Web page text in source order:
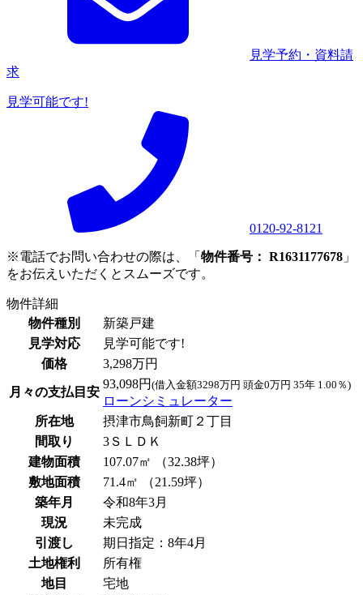
見学予約・資料請
求
見学可能です!
0120-92-8121
※電話でお問い合わせの際は、「 物件番号： R1631177678 」
をお伝えいただくとスムーズです。
物件詳細
物件種別
新築戸建
見学対応
見学可能です!
価格
3,298万円
月々の支払目安
93,098円 (借入金額3298万円 頭金0万円 35年 1.00％)
ローンシミュレーター
所在地
摂津市鳥飼新町２丁目
間取り
3ＳＬＤＫ
建物面積
107.07㎡ （32.38坪）
敷地面積
71.4㎡ （21.59坪）
築年月
令和8年3月
現況
未完成
引渡し
期日指定：8年4月
土地権利
所有権
地目
宅地